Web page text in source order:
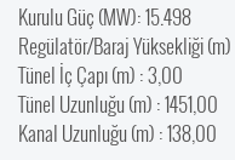
Kurulu Güç (MW): 15.498
Regülatör/Baraj Yüksekliği
Tünel İç Çapı (m) : 3,00
Tünel Uzunluğu (m) : 1451,00
Kanal Uzunluğu (m) : 138,00